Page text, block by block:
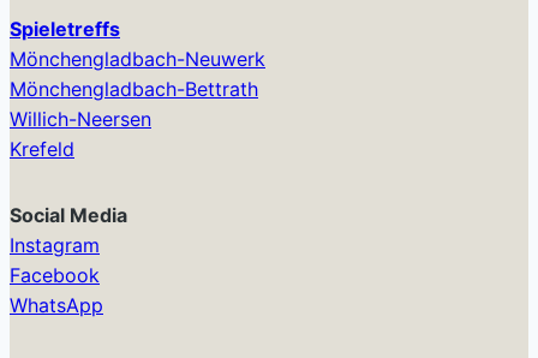
Spieletreffs
Mönchengladbach-Neuwerk
Mönchengladbach-Bettrath
Willich-Neersen
Krefeld
Social Media
Instagram
Facebook
WhatsApp